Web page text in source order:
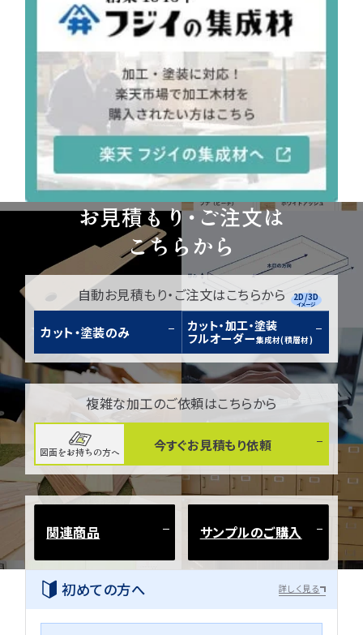
お見積もり・ご注文は
こちらから
自動お見積もり・ご注文はこちらから
カット・塗装のみ
カット・加工・塗装
フルオーダー集成材(積層材)
2D/3D
イメージ
複雑な加工のご依頼はこちらから
図面をお持ちの方へ 今すぐお見積もり依頼
関連商品 サンプルのご購入
初めての方へ 詳しく見る